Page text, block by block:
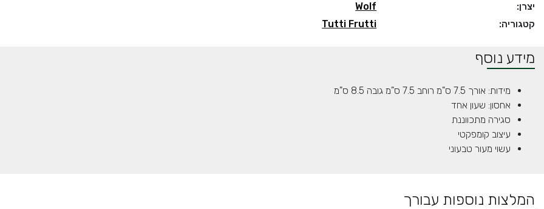
יצרן:
Wolf
קטגוריה:
Tutti Frutti
מידע נוסף
מידות: אורך 7.5 ס"מ רוחב 7.5 ס"מ גובה 8.5 ס"מ
אחסון: שעון אחד
סגירה מתכווננת
עיצוב קומפקטי
עשוי מעור טבעוני
המלצות נוספות עבורך